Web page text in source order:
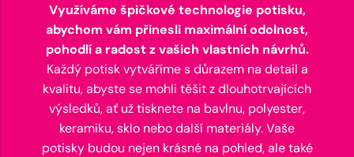
Využíváme špičkové technologie potisku,
abychom vám přinesli maximální odolnost,
pohodlí a radost z vašich vlastních návrhů.
Každý potisk vytváříme s důrazem na detail a
kvalitu, abyste se mohli těšit z dlouhotrvajících
výsledků, ať už tisknete na bavlnu, polyester,
keramiku, sklo nebo další materiály. Vaše
potisky budou nejen krásné na pohled, ale také